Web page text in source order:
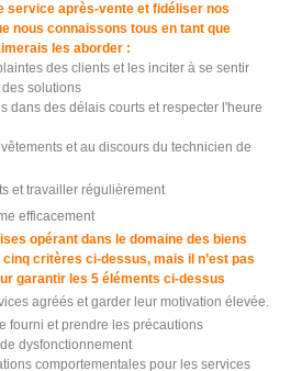
service après-vente et fidéliser nos
nous connaissons tous en tant que
les aborder :
des clients et les inciter à se sentir
solutions
dans des délais courts et respecter l'heure
et au discours du technicien de
et travailler régulièrement
efficacement
opérant dans le domaine des biens
critères ci-dessus, mais il n’est pas
garantir les 5 éléments ci-dessus
agréés et garder leur motivation élevée.
fourni et prendre les précautions
dysfonctionnement
comportementales pour les services